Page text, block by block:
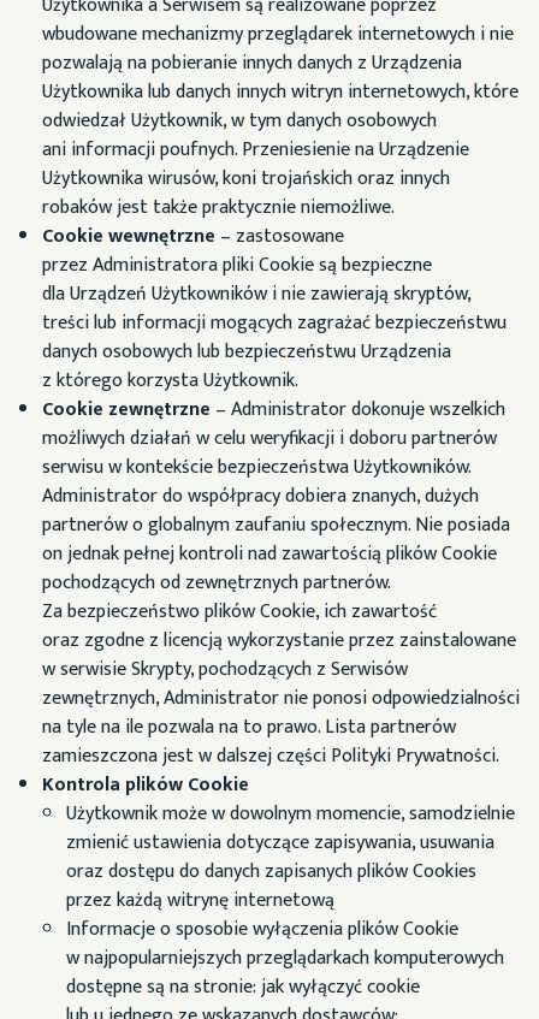
wbudowane mechanizmy przeglądarek internetowych i nie
pozwalają na pobieranie innych danych z Urządzenia
Użytkownika lub danych innych witryn internetowych, które
odwiedzał Użytkownik, w tym danych osobowych
ani informacji poufnych. Przeniesienie na Urządzenie
Użytkownika wirusów, koni trojańskich oraz innych
robaków jest także praktycznie niemożliwe.
Cookie wewnętrzne – zastosowane
przez Administratora pliki Cookie są bezpieczne
dla Urządzeń Użytkowników i nie zawierają skryptów,
treści lub informacji mogących zagrażać bezpieczeństwu
danych osobowych lub bezpieczeństwu Urządzenia
z którego korzysta Użytkownik.
Cookie zewnętrzne – Administrator dokonuje wszelkich
możliwych działań w celu weryfikacji i doboru partnerów
serwisu w kontekście bezpieczeństwa Użytkowników.
Administrator do współpracy dobiera znanych, dużych
partnerów o globalnym zaufaniu społecznym. Nie posiada
on jednak pełnej kontroli nad zawartością plików Cookie
pochodzących od zewnętrznych partnerów.
Za bezpieczeństwo plików Cookie, ich zawartość
oraz zgodne z licencją wykorzystanie przez zainstalowane
w serwisie Skrypty, pochodzących z Serwisów
zewnętrznych, Administrator nie ponosi odpowiedzialności
na tyle na ile pozwala na to prawo. Lista partnerów
zamieszczona jest w dalszej części Polityki Prywatności.
Kontrola plików Cookie
Użytkownik może w dowolnym momencie, samodzielnie
zmienić ustawienia dotyczące zapisywania, usuwania
oraz dostępu do danych zapisanych plików Cookies
przez każdą witrynę internetową
Informacje o sposobie wyłączenia plików Cookie
w najpopularniejszych przeglądarkach komputerowych
dostępne są na stronie:jak wyłączyć cookie